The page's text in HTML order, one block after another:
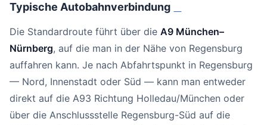
Typische Autobahnverbindung
Die Standardroute führt über die A9 München–
Nürnberg, auf die man in der Nähe von Regensburg
auffahren kann. Je nach Abfahrtspunkt in Regensburg
— Nord, Innenstadt oder Süd — kann man entweder
direkt auf die A93 Richtung Holledau/München oder
über die Anschlussstelle Regensburg-Süd auf die